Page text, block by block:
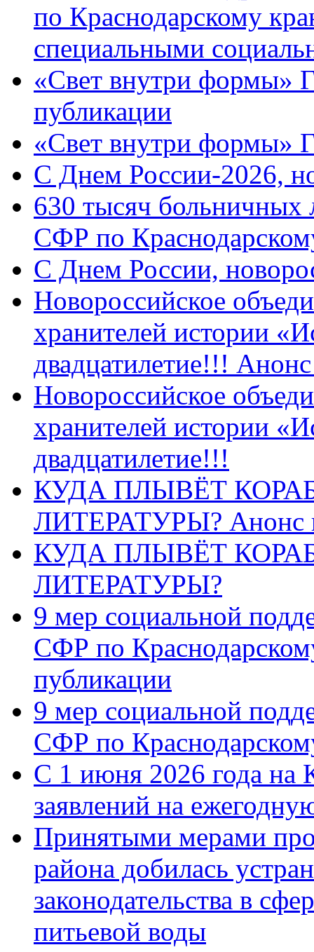
по Краснодарскому
специальными
«Свет внутри формы»
публикации
«Свет внутри формы»
C Днем России-2026,
630 тысяч больничных
СФР по
C Днем России,
Новороссийское
хранителей истории
двадцатилетие!!!
Новороссийское
хранителей истории
двадцатилетие!!!
КУДА ПЛЫВЁТ
ЛИТЕРАТУРЫ? Анонс
КУДА ПЛЫВЁТ
ЛИТЕРАТУРЫ?
9 мер социальной
СФР по
публикации
9 мер социальной
СФР по
С 1 июня 2026 года на
заявлений на
Принятыми мерами
района добилась
законодательства в
питьевой воды